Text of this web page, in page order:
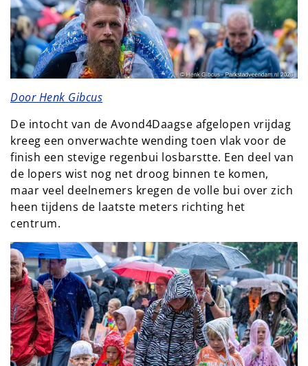
Door Henk Gibcus
De intocht van de Avond4Daagse afgelopen vrijdag
kreeg een onverwachte wending toen vlak voor de
finish een stevige regenbui losbarstte. Een deel van
de lopers wist nog net droog binnen te komen,
maar veel deelnemers kregen de volle bui over zich
heen tijdens de laatste meters richting het
centrum.